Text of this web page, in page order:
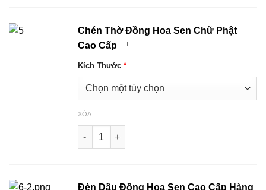
Chén Thờ Đồng Hoa Sen Chữ Phật
Cao Cấp
Kích Thước *
XÓA
Chén Thờ Đồng Hoa Sen Chữ Phật Cao Cấp
Đèn Dầu Đồng Hoa Sen Cao Cấp Hàng